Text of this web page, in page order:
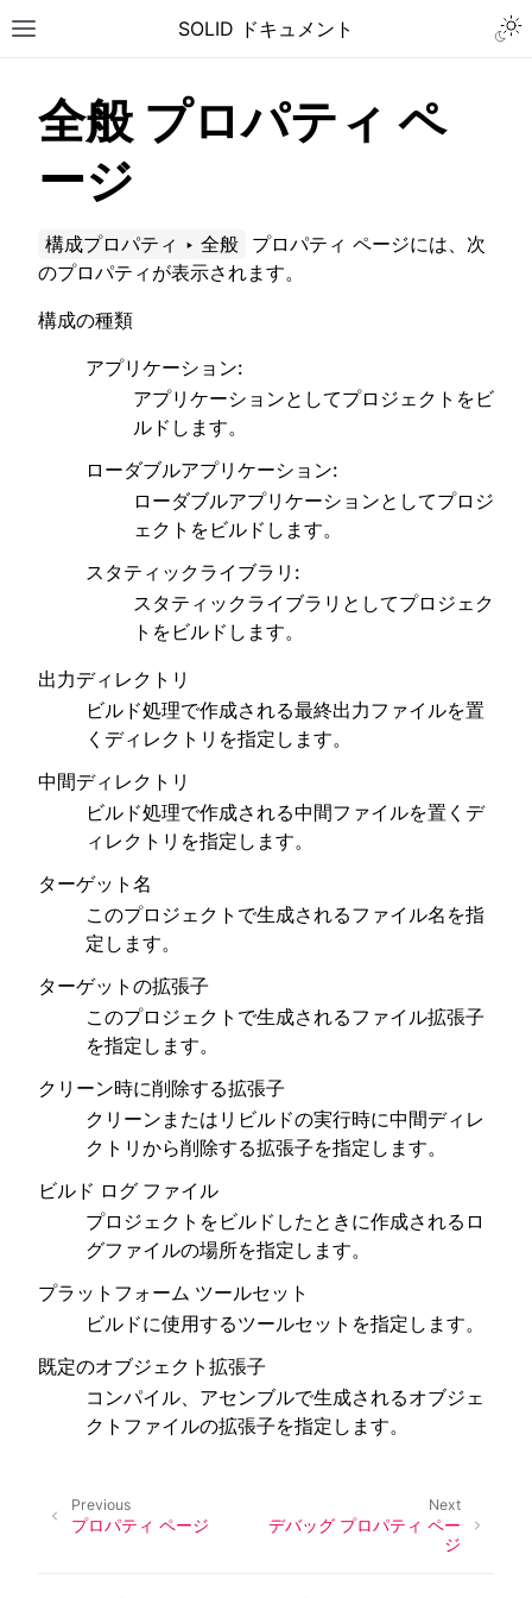
Toggle site navigation sidebar
SOLID ドキュメント
navigation of チュートリアル
navigation of ユーザーガイド
navigation of SOLID-OS
navigation of SOLID-IDE
navigation of プロパティ ページ
全般 プロパティ ペ
ージ
構成プロパティ ‣ 全般 プロパティ ページには、次
のプロパティが表示されます。
構成の種類
アプリケーション:
アプリケーションとしてプロジェクトをビ
ルドします。
ローダブルアプリケーション:
ローダブルアプリケーションとしてプロジ
ェクトをビルドします。
スタティックライブラリ :
スタティックライブラリとしてプロジェク
トをビルドします。
出力ディレクトリ
ビルド処理で作成される最終出力ファイルを置
くディレクトリを指定します。
中間ディレクトリ
ビルド処理で作成される中間ファイルを置くデ
ィレクトリを指定します。
ターゲット名
このプロジェクトで生成されるファイル名を指
定します。
ターゲットの拡張子
このプロジェクトで生成されるファイル拡張子
を指定します。
クリーン時に削除する拡張子
クリーンまたはリビルドの実行時に中間ディレ
クトリから削除する拡張子を指定します。
ビルド ログ ファイル
プロジェクトをビルドしたときに作成されるロ
グファイルの場所を指定します。
プラットフォーム ツールセット
ビルドに使用するツールセットを指定します。
既定のオブジェクト拡張子
コンパイル、アセンブルで生成されるオブジェ
クトファイルの拡張子を指定します。
Next
デバッグ プロパティ ペー
ジ
Previous
プロパティ ページ